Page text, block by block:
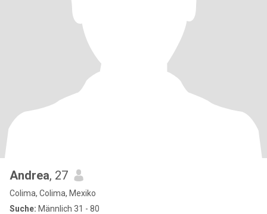
Andrea, 27
Colima, Colima, Mexiko
Suche: Männlich 31 - 80